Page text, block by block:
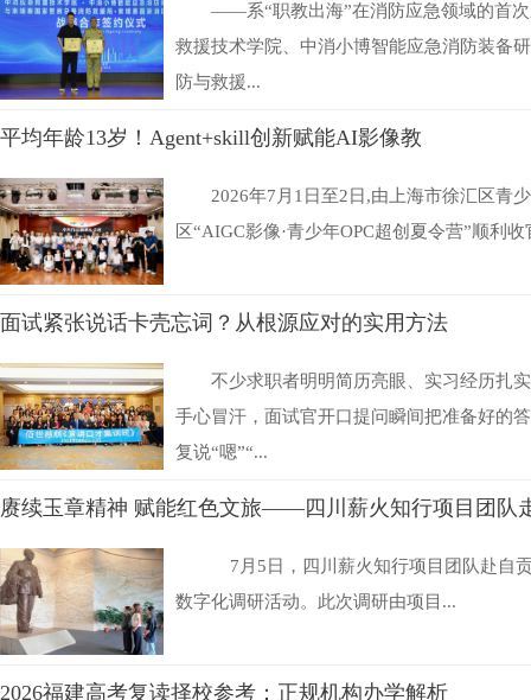
——系“职教出海”在消防应急领域的首
救援技术学院、中消小博智能应急消防装备
防与救援...
平均年龄13岁！Agent+skill创新赋能AI影像教
2026年7月1日至2日,由上海市徐汇区青
区“AIGC影像·青少年OPC超创夏令营”顺利
面试紧张说话卡壳忘词？从根源应对的实用方法
不少求职者明明简历亮眼、实习经历扎
手心冒汗，面试官开口提问瞬间把准备好的
复说“嗯”“...
赓续玉章精神 赋能红色文旅——四川薪火知行项目团队
7月5日，四川薪火知行项目团队赴自
数字化调研活动。此次调研由项目...
2026福建高考复读择校参考：正规机构办学解析